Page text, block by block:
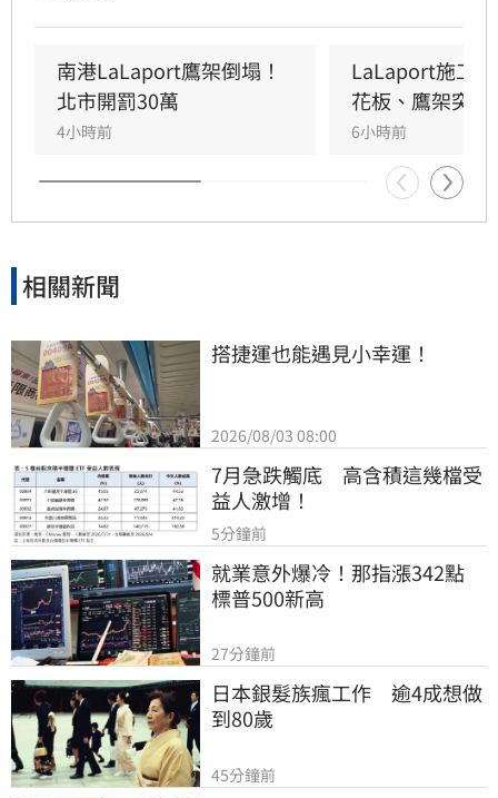
3樓部分櫃位暫停營業，其餘區域則維持正常運
作，目前相關單位正積極介入調查，以確保商場
消費安全。
南港LaLaport鷹架倒塌！
北市開罰30萬
4小時前
LaLaport施工
花板、鷹架突掉
6小時前
相關新聞
搭捷運也能遇見小幸運！
2026/08/03 08:00
7月急跌觸底　高含積這幾檔受
益人激增！
5分鐘前
就業意外爆冷！那指漲342點
標普500新高
27分鐘前
日本銀髮族瘋工作　逾4成想做
到80歲
45分鐘前